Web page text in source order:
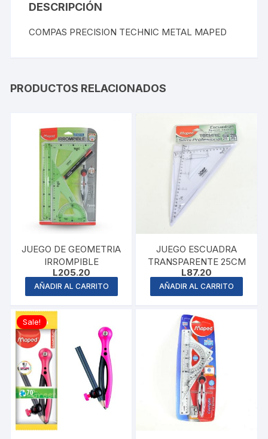
DESCRIPCIÓN
COMPAS PRECISION TECHNIC METAL MAPED
PRODUCTOS RELACIONADOS
JUEGO DE GEOMETRIA
IRROMPIBLE
L205.20
AÑADIR AL CARRITO
JUEGO ESCUADRA
TRANSPARENTE 25CM
L87.20
AÑADIR AL CARRITO
Sale!